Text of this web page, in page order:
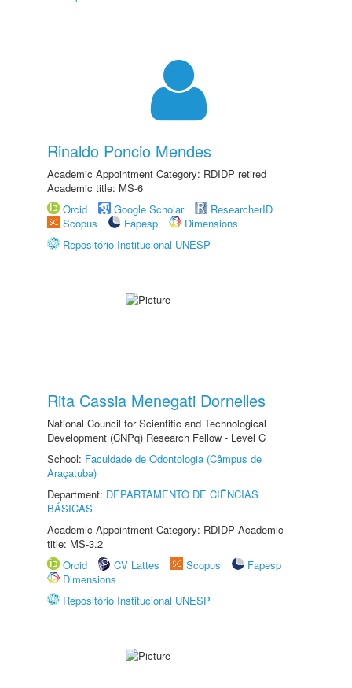
Rinaldo Poncio Mendes
Academic Appointment Category: RDIDP retired
Academic title: MS-6
Orcid
Google Scholar
ResearcherID
Scopus
Fapesp
Dimensions
Repositório Institucional UNESP
Rita Cassia Menegati Dornelles
National Council for Scientific and Technological
Development (CNPq) Research Fellow - Level C
School: Faculdade de Odontologia (Câmpus de
Araçatuba)
Department: DEPARTAMENTO DE CIÊNCIAS
BÁSICAS
Academic Appointment Category: RDIDP Academic
title: MS-3.2
Orcid
CV Lattes Scopus
Fapesp
Dimensions
Repositório Institucional UNESP